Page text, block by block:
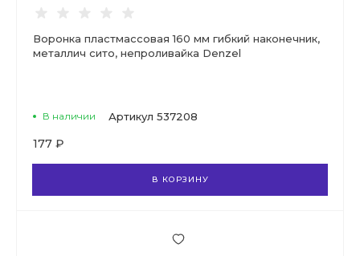
Воронка пластмассовая 160 мм гибкий наконечник,
металлич сито, непроливайка Denzel
В наличии Артикул 537208
177 ₽
В КОРЗИНУ